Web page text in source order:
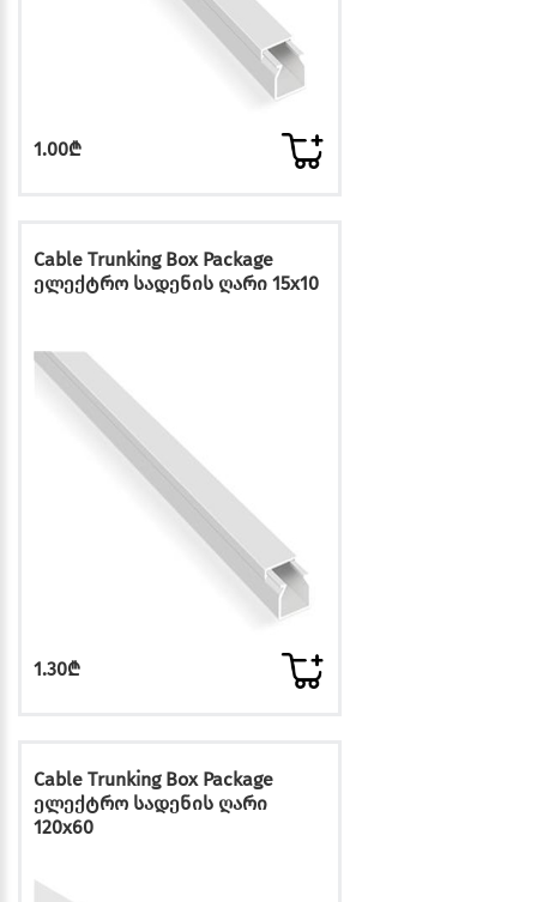
1.00₾
Cable Trunking Box Package
ელექტრო სადენის ღარი 15x10
1.30₾
Cable Trunking Box Package
ელექტრო სადენის ღარი
120x60